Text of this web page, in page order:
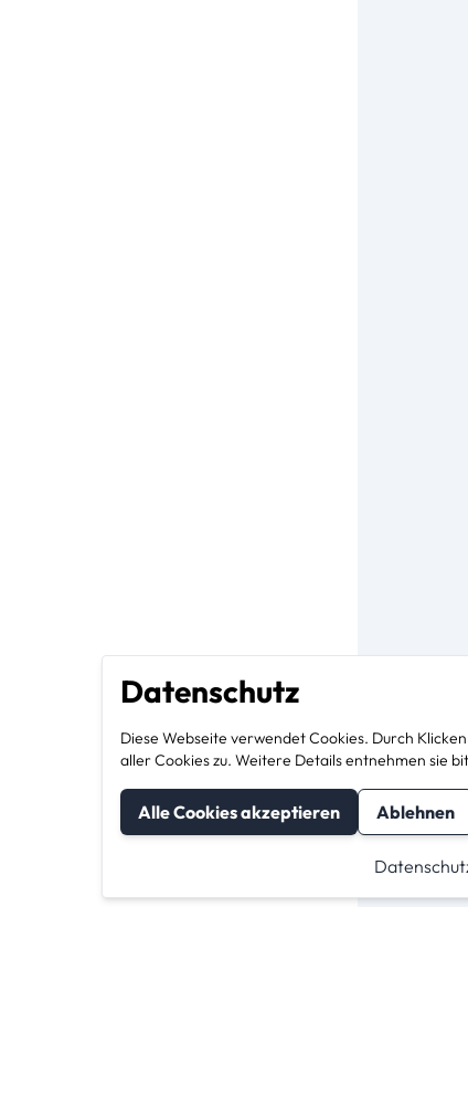
Datenschutz
Diese Webseite verwendet Cookies. Durch
aller Cookies zu. Weitere Details entnehmen sie
Alle Cookies akzeptieren Ablehnen